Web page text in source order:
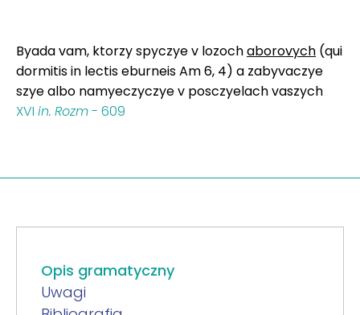
Byada vam, ktorzy spyczye v lozochaborovych (qui
dormitis in lectis eburneis Am 6, 4) a zabyvaczye
szye albo namyeczyczye v posczyelach vaszych
XVI in. Rozm- 609
Opis gramatyczny
Uwagi